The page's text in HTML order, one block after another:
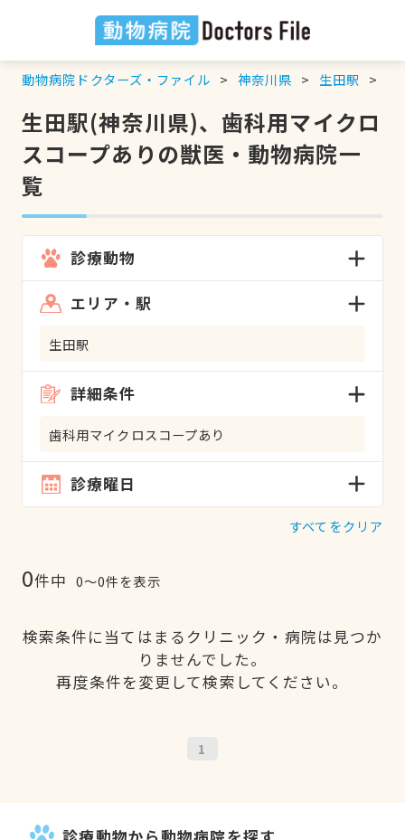
動物病院ドクターズ・ファイル 神奈川県 生田駅
生田駅(神奈川県)、歯科用マイクロ
スコープありの獣医・動物病院一
覧
診療動物
エリア・駅
生田駅
詳細条件
歯科用マイクロスコープあり
診療曜日
すべてをクリア
0件中 0〜0件を表示
検索条件に当てはまるクリニック・病院は見つか
りませんでした。
再度条件を変更して検索してください。
1